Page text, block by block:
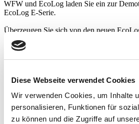
Diese Webseite verwendet Cookies
Wir verwenden Cookies, um Inhalte
personalisieren, Funktionen für
zu können und die Zugriffe auf
WFW und EcoLog laden Sie ein zur
EcoLog E-Serie.
Überzeugen Sie sich von den neuen
Einsatz:
Volvo Motor
Nisula N5 4-Rad Harvester
mit
Testen Sie selbst!